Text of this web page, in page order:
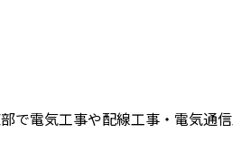
で電気工事や配線工事・電気通